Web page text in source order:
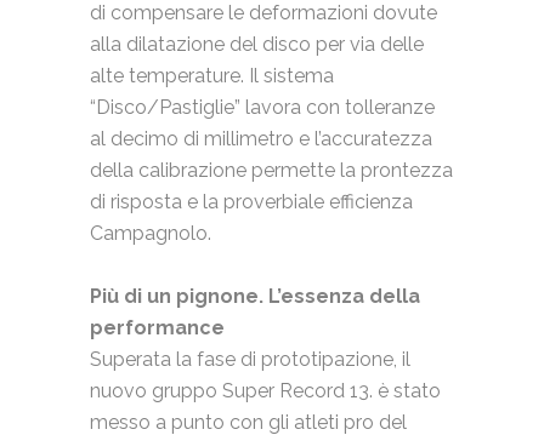
di compensare le deformazioni dovute
alla dilatazione del disco per via delle
alte temperature. Il sistema
“Disco/Pastiglie” lavora con tolleranze
al decimo di millimetro e l’accuratezza
della calibrazione permette la prontezza
di risposta e la proverbiale efficienza
Campagnolo.
Più di un pignone. L’essenza della
performance
Superata la fase di prototipazione, il
nuovo gruppo Super Record 13. è stato
messo a punto con gli atleti pro del